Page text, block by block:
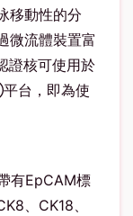
移動性的分
微流體裝置富
證核可使用於
台，即為使
有EpCAM標
、CK18、